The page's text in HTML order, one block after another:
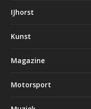
IJhorst
Kunst
Magazine
Motorsport